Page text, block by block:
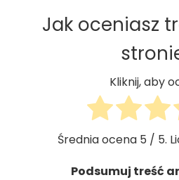
Jak oceniasz
Kliknij, aby
Średnia ocena 5 / 5.
Podsumuj treść